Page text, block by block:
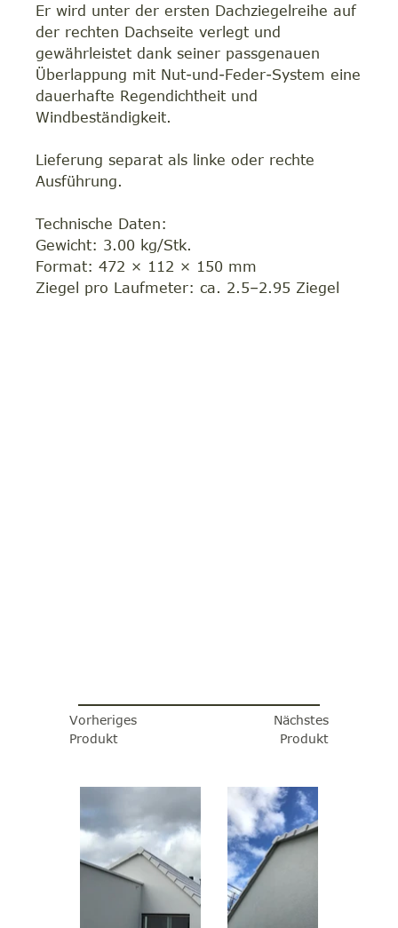
Er wird unter der ersten Dachziegelreihe auf
der rechten Dachseite verlegt und
gewährleistet dank seiner passgenauen
Überlappung mit Nut-und-Feder-System eine
dauerhafte Regendichtheit und
Windbeständigkeit.
Lieferung separat als linke oder rechte
Ausführung.
Technische Daten:
Gewicht: 3.00 kg/Stk.
Format: 472 × 112 × 150 mm
Ziegel pro Laufmeter: ca. 2.5–2.95 Ziegel
Vorheriges
Produkt
Nächstes
Produkt